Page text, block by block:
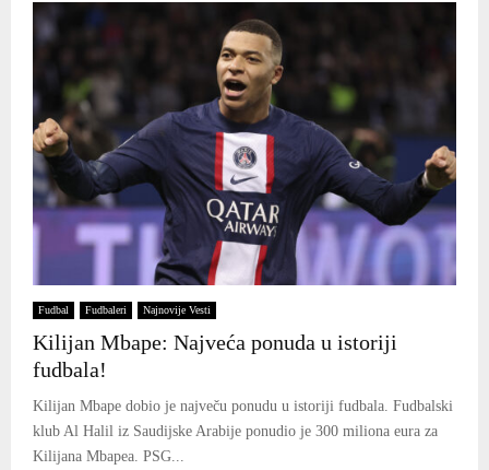
Fudbal Fudbaleri Najnovije Vesti
Kilijan Mbape: Najveća ponuda u istoriji
fudbala!
Kilijan Mbape dobio je največu ponudu u istoriji fudbala. Fudbalski
klub Al Halil iz Saudijske Arabije ponudio je 300 miliona eura za
Kilijana Mbapea. PSG...